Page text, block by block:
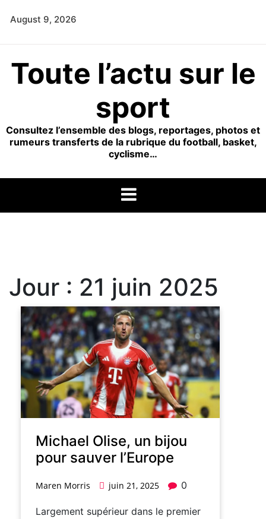
August 9, 2026
Toute l’actu sur le
sport
Consultez l’ensemble des blogs, reportages, photos et
rumeurs transferts de la rubrique du football, basket,
cyclisme…
Jour : 21 juin 2025
Michael Olise, un bijou
pour sauver l’Europe
Maren Morris juin 21, 2025 0
Largement supérieur dans le premier